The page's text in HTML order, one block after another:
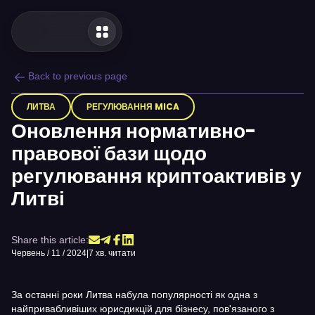
Back to previous page
ЛИТВА РЕГУЛЮВАННЯ MICA
Оновлення нормативно-
правової бази щодо
регулювання криптоактивів у
Литві
Share this article:
Червень / 11 / 2024 7 хв. читати
За останні роки Литва набула популярності як одна з
найпривабливіших юрисдикцій для бізнесу, пов'язаного з